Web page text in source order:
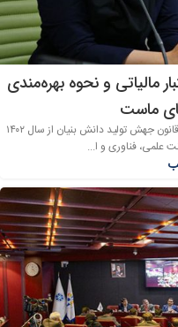
مالیاتی و نحوه بهره‌مندی
ماست
اعتبار مالیاتی ابزار جدیدی است که براساس ماده ۱۱ قانون جهش تولید دانش بنیان از سال ۱۴۰۲
علمی، فناوری و ا...